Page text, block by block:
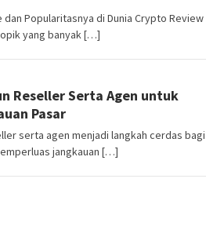
Popularitasnya di Dunia Crypto Review
yang banyak […]
Reseller Serta Agen untuk
Pasar
serta agen menjadi langkah cerdas bagi
jangkauan […]